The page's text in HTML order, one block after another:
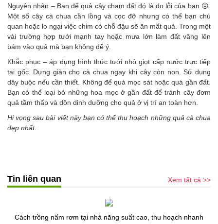
Nguyên nhân – Bạn để quả cây chạm đất đó là do lỗi của bạn ☹.
Một số cây cà chua cần lồng và cọc đỡ nhưng có thể bạn chủ
quan hoặc lo ngại việc chim có chỗ đậu sẽ ăn mất quả. Trong một
vài trường hợp tưới mạnh tay hoặc mưa lớn làm đất văng lên
bám vào quả mà bạn không để ý.
Khắc phục – áp dụng hình thức tưới nhỏ giọt cấp nước trực tiếp
tại gốc. Dựng giàn cho cà chua ngay khi cây còn non. Sử dụng
dây buộc nếu cần thiết. Không để quả mọc sát hoặc quá gần đất.
Bạn có thể loại bỏ những hoa mọc ở gần đất để tránh cây đơm
quả tầm thấp và dồn dinh dưỡng cho quả ở vị trí an toàn hơn.
Hi vọng sau bài viết này bạn có thể thu hoạch những quả cà chua
đẹp nhất.
Tin liên quan Xem tất cả >>
Cách trồng nấm rơm tại nhà năng suất cao, thu hoạch nhanh